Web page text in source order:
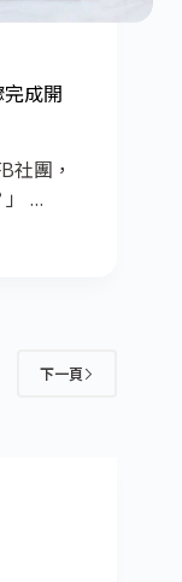
完成開
社團，
」 …
下一頁